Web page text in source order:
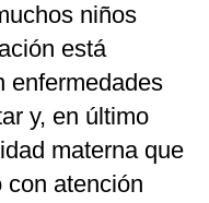
niños
está
enfermedades
y, en último
materna que
con atención